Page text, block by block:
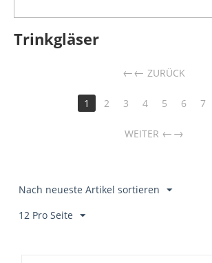
Trinkgläser
← ZURÜCK
1 2 3 4 5 6 7
WEITER →
Nach neueste Artikel sortieren
12 Pro Seite